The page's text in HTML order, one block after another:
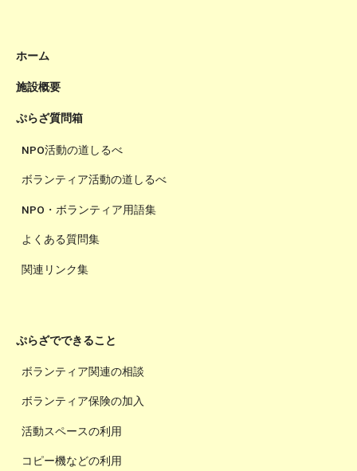
ホーム
施設概要
ぷらざ質問箱
NPO活動の道しるべ
ボランティア活動の道しるべ
NPO・ボランティア用語集
よくある質問集
関連リンク集
ぷらざでできること
ボランティア関連の相談
ボランティア保険の加入
活動スペースの利用
コピー機などの利用